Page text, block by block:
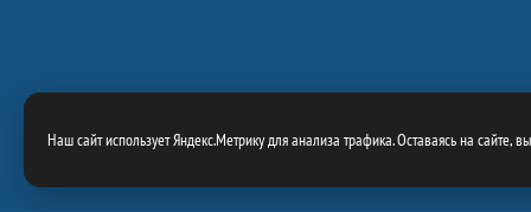
Наш сайт использует Яндекс.Метрику для анализа трафика. Оставаясь на сайте,